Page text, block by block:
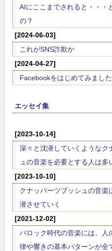
AIにここまでされると・・・
の？
[2024-06-03]
これがSNS詐欺か
[2024-04-27]
Facebookをはじめてみました
エッセイ集
[2023-10-14]
深々と沈潜していくようなク
ュの音楽を必要とする人は多
[2023-10-10]
クナッパーツブッシュの音楽
潜させていく
[2021-12-02]
バロック時代の音楽には、人
律や響きの基本パターンが全